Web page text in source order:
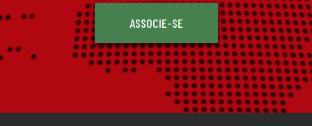
ASSOCIE-SE